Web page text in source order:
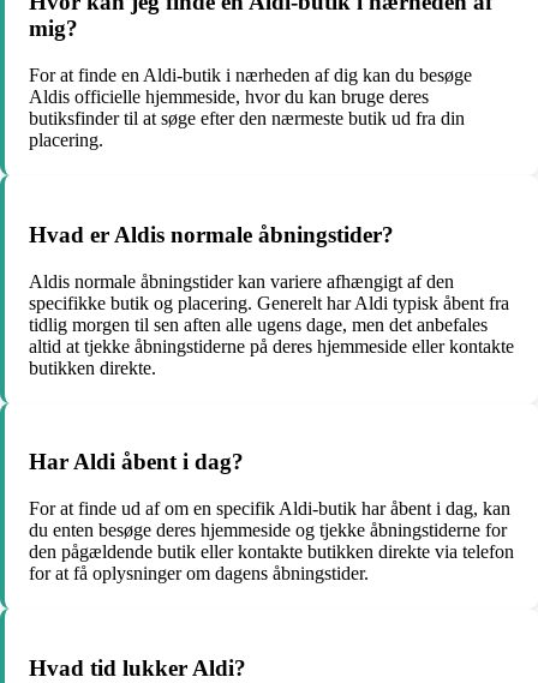
mig?
For at finde en Aldi-butik i nærheden af dig kan du besøge
Aldis officielle hjemmeside, hvor du kan bruge deres
butiksfinder til at søge efter den nærmeste butik ud fra din
placering.
Hvad er Aldis normale åbningstider?
Aldis normale åbningstider kan variere afhængigt af den
specifikke butik og placering. Generelt har Aldi typisk åbent fra
tidlig morgen til sen aften alle ugens dage, men det anbefales
altid at tjekke åbningstiderne på deres hjemmeside eller kontakte
butikken direkte.
Har Aldi åbent i dag?
For at finde ud af om en specifik Aldi-butik har åbent i dag, kan
du enten besøge deres hjemmeside og tjekke åbningstiderne for
den pågældende butik eller kontakte butikken direkte via telefon
for at få oplysninger om dagens åbningstider.
Hvad tid lukker Aldi?